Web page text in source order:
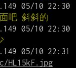
吧 斜斜的